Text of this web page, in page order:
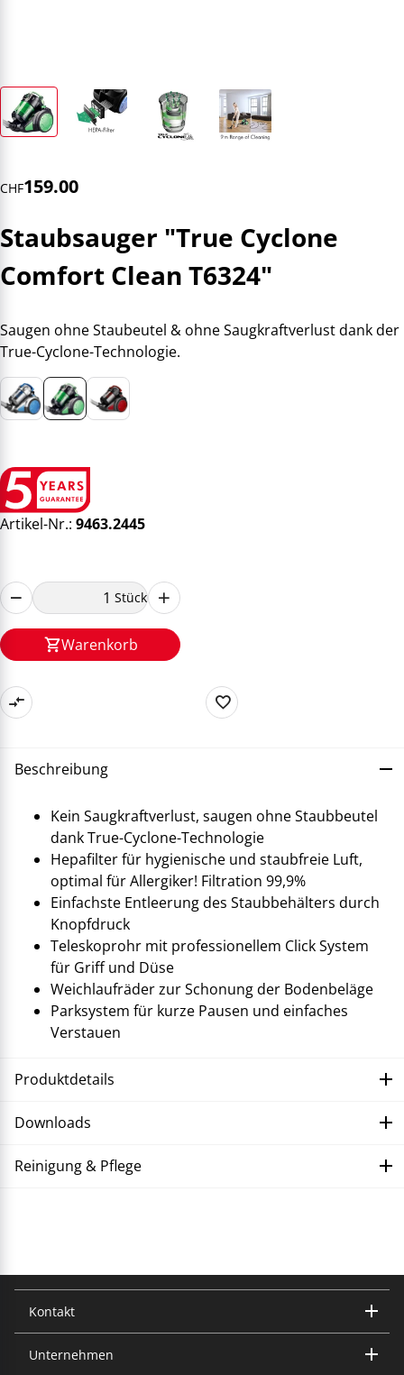
CHF159.00
Staubsauger "True Cyclone
Comfort Clean T6324"
Saugen ohne Staubeutel & ohne Saugkraftverlust dank der
True-Cyclone-Technologie.
Artikel-Nr.: 9463.2445
Stück
Warenkorb
Beschreibung
Kein Saugkraftverlust, saugen ohne Staubbeutel
dank True-Cyclone-Technologie
Hepafilter für hygienische und staubfreie Luft,
optimal für Allergiker! Filtration 99,9%
Einfachste Entleerung des Staubbehälters durch
Knopfdruck
Teleskoprohr mit professionellem Click System
für Griff und Düse
Weichlaufräder zur Schonung der Bodenbeläge
Parksystem für kurze Pausen und einfaches
Verstauen
Produktdetails
Downloads
Reinigung & Pflege
Übersicht Anleitungen
Kontakt
Trisa Electronics AG
Unternehmen